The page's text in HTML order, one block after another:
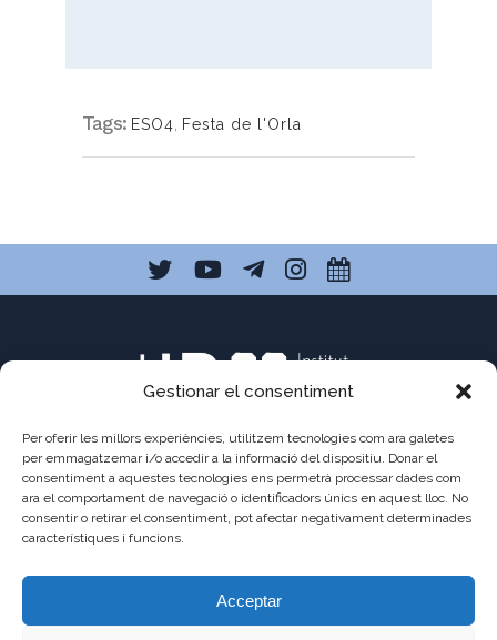
Gestionar el consentiment
Per oferir les millors experiències, utilitzem tecnologies com ara galetes
per emmagatzemar i/o accedir a la informació del dispositiu. Donar el
consentiment a aquestes tecnologies ens permetrà processar dades com
ara el comportament de navegació o identificadors únics en aquest lloc. No
consentir o retirar el consentiment, pot afectar negativament determinades
característiques i funcions.
Acceptar
Tags: ESO4 Festa de l'Orla
C/ Pau Claris 121
08009 Barcelona
93 487 03 01